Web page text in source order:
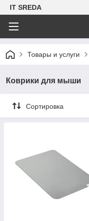
IT SREDA
Товары и услуги
Коврики для мыши
Сортировка